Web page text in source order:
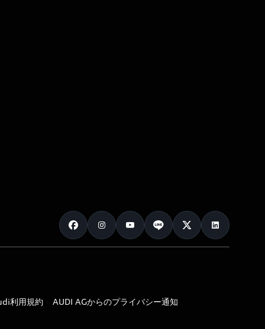
利用規約
AUDI AGからのプライバシー通知